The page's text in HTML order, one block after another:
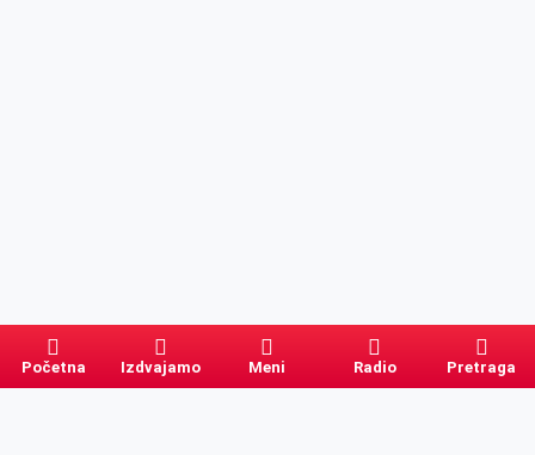
Početna Izdvajamo Meni Radio Pretraga